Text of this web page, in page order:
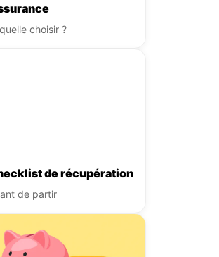
choisir ?
de récupération
de partir